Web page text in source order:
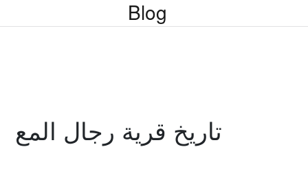
Blog
تاريخ قرية رجال المع